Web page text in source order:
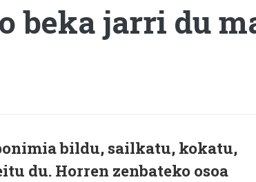
beka jarri du
bildu, sailkatu, kokatu,
du. Horren zenbateko osoa